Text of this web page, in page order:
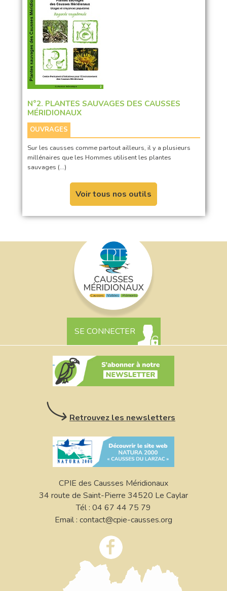
N°2. PLANTES SAUVAGES DES CAUSSES
MÉRIDIONAUX
OUVRAGES
Sur les causses comme partout ailleurs, il y a plusieurs
millénaires que les Hommes utilisent les plantes
sauvages (…)
Voir tous nos outils
SE CONNECTER
Retrouvez les newsletters
CPIE des Causses Méridionaux
34 route de Saint-Pierre 34520 Le Caylar
Tél : 04 67 44 75 79
Email : contact@cpie-causses.org